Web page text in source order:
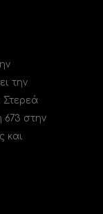
την
Στερεά
673 στην
και